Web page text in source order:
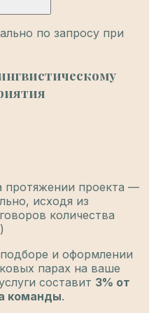
по запросу при
проекта —
исходя из
количества
и оформлении
парах на ваше
составит 3% от
команды.